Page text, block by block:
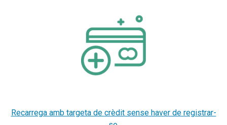
Recarrega amb targeta de crèdit sense haver de registrar-